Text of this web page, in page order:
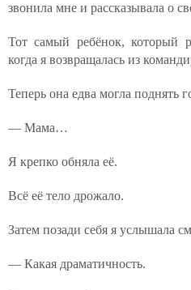
звонила мне и рассказывала о
Тот самый ребёнок, который
когда я возвращалась из
Теперь она едва могла поднять
— Мама…
Я крепко обняла её.
Всё её тело дрожало.
Затем позади себя я услышала
— Какая драматичность.